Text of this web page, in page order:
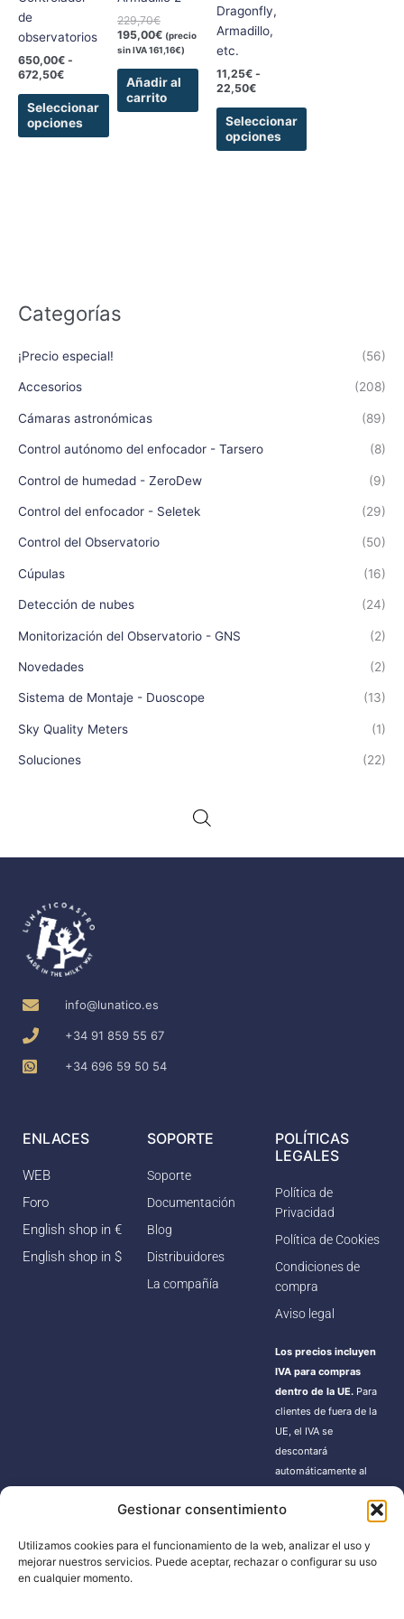
Gestionar consentimiento
Utilizamos cookies para el funcionamiento de la web, analizar el uso y
mejorar nuestros servicios. Puede aceptar, rechazar o configurar su uso
en cualquier momento.
Categorías
¡Precio especial! (56)
Accesorios (208)
Cámaras astronómicas (89)
Control autónomo del enfocador - Tarsero (8)
Control de humedad - ZeroDew (9)
Control del enfocador - Seletek (29)
Control del Observatorio (50)
Cúpulas (16)
Detección de nubes (24)
Monitorización del Observatorio - GNS (2)
Novedades (2)
Sistema de Montaje - Duoscope (13)
Sky Quality Meters (1)
Soluciones (22)
de
observatorios
650,00€ -
672,50€
Seleccionar
opciones
pueden
elegir
en
la
página
de
producto
229,70€
195,00€ (precio
sin IVA161,16€)
Añadir al
carrito
Dragonfly,
Armadillo,
etc.
11,25€ -
22,50€
Seleccionar
opciones
pueden
elegir
en
página
de
producto
info@lunatico.es
+34 91 859 55 67
+34 696 59 50 54
ENLACES
WEB
Foro
English shop in €
English shop in $
SOPORTE
Soporte
Documentación
Blog
Distribuidores
La compañía
POLÍTICAS
LEGALES
Política de
Privacidad
Política de Cookies
Condiciones de
compra
Aviso legal
Los precios incluyen
IVA para compras
dentro de la UE. Para
clientes de fuera de la
UE, el IVA se
descontará
automáticamente al
Estos pedidos pueden
de importación según
la normativa de cada